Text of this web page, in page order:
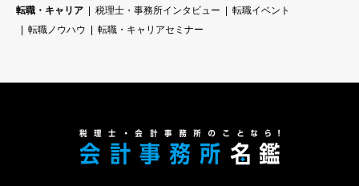
転職・キャリア
税理士・事務所インタビュー
転職イベント
転職ノウハウ
転職・キャリアセミナー